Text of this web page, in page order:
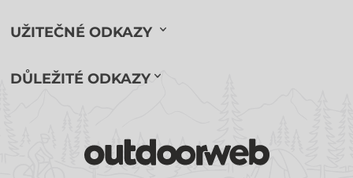
UŽITEČNÉ ODKAZY
DŮLEŽITÉ ODKAZY